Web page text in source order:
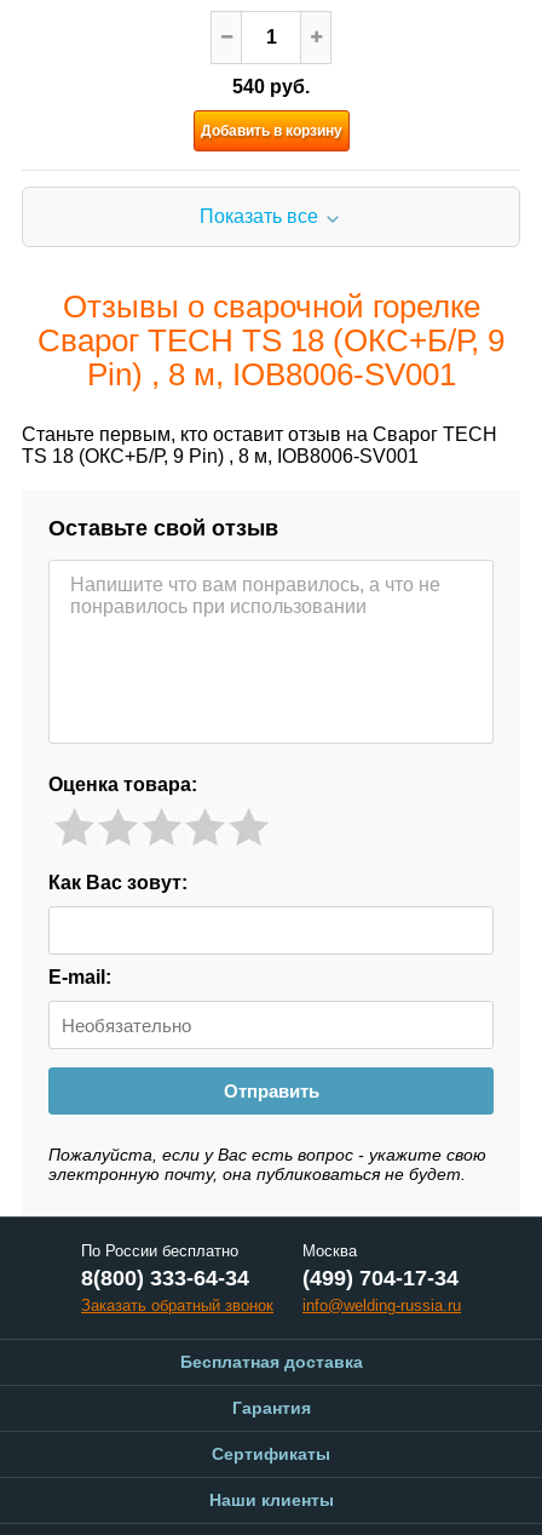
540 руб.
Добавить в корзину
Показать все
Отзывы о сварочной горелке
Сварог TECH TS 18 (ОКС+Б/Р, 9
Pin) , 8 м, IOB8006-SV001
Станьте первым, кто оставит отзыв на Сварог TECH
TS 18 (ОКС+Б/Р, 9 Pin) , 8 м, IOB8006-SV001
Оставьте свой отзыв
Оценка товара:
Как Вас зовут:
E-mail:
Отправить
Пожалуйста, если у Вас есть вопрос - укажите свою
электронную почту, она публиковаться не будет.
По России бесплатно
8(800) 333-64-34
Заказать обратный звонок
Москва
(499) 704-17-34
info@welding-russia.ru
Бесплатная доставка
Гарантия
Сертификаты
Наши клиенты